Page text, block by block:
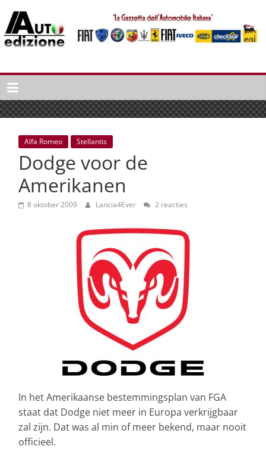
naar
inhoud
Auto
Edizione
La
Gazetta
dell'Automobile
Italiana
Italiaans
autonieuws
Alfa Romeo Stellantis
Dodge voor de
Amerikanen
8 oktober 2009 Lancia4Ever 2 reacties
In het Amerikaanse bestemmingsplan van FGA
staat dat Dodge niet meer in Europa verkrijgbaar
zal zijn. Dat was al min of meer bekend, maar nooit
officieel.